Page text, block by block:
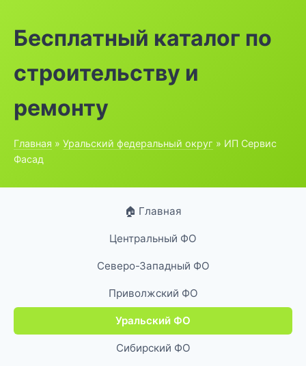
Бесплатный каталог по
строительству и
ремонту
Главная » Уральский федеральный округ » ИП Сервис
Фасад
🏠 Главная
Центральный ФО
Северо-Западный ФО
Приволжский ФО
Уральский ФО
Сибирский ФО